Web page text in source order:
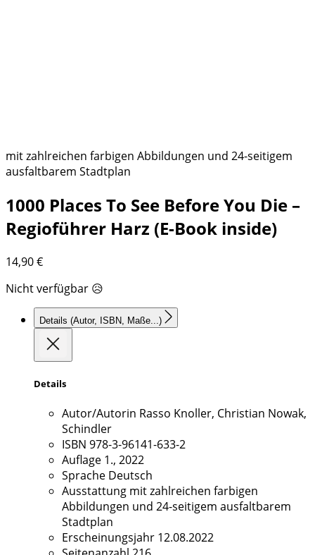
mit zahlreichen farbigen Abbildungen und 24-seitigem
ausfaltbarem Stadtplan
1000 Places To See Before You Die –
Regioführer Harz (E-Book inside)
14,90€
Nicht verfügbar 😥
Details (Autor, ISBN, Maße...)
Details
Autor/Autorin Rasso Knoller, Christian Nowak,
Schindler
ISBN 978-3-96141-633-2
Auflage 1., 2022
Sprache Deutsch
Ausstattung mit zahlreichen farbigen
Abbildungen und 24-seitigem ausfaltbarem
Stadtplan
Erscheinungsjahr 12.08.2022